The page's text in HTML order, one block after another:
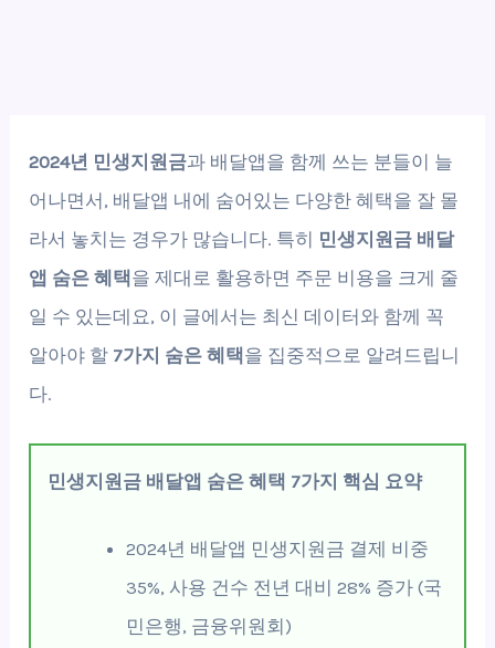
2024년 민생지원금과 배달앱을 함께 쓰는 분들이 늘
어나면서, 배달앱 내에 숨어있는 다양한 혜택을 잘 몰
라서 놓치는 경우가 많습니다. 특히 민생지원금 배달
앱 숨은 혜택을 제대로 활용하면 주문 비용을 크게 줄
일 수 있는데요, 이 글에서는 최신 데이터와 함께 꼭
알아야 할 7가지 숨은 혜택을 집중적으로 알려드립니
다.
민생지원금 배달앱 숨은 혜택 7가지 핵심 요약
2024년 배달앱 민생지원금 결제 비중
35%, 사용 건수 전년 대비 28% 증가 (국
민은행, 금융위원회)